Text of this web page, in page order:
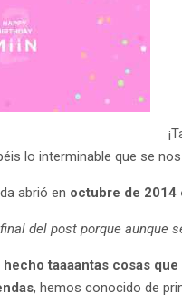
lo interminable que se
abrió en octubre de 2014
del post porque aunque
hecho taaaantas cosas
, hemos conocido de